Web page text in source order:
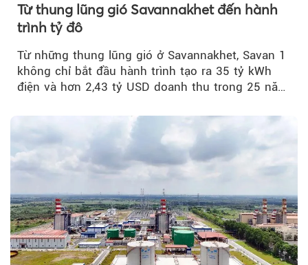
Từ thung lũng gió Savannakhet đến hành
trình tỷ đô
Từ những thung lũng gió ở Savannakhet, Savan 1
không chỉ bắt đầu hành trình tạo ra 35 tỷ kWh
điện và hơn 2,43 tỷ USD doanh thu trong 25 năm